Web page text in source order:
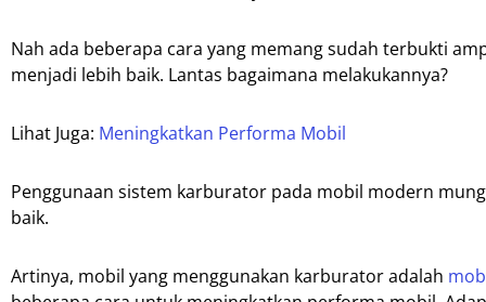
Nah ada beberapa cara yang memang sudah terbukti
menjadi lebih baik. Lantas bagaimana melakukannya?
Lihat Juga: Meningkatkan Performa Mobil
Penggunaan sistem karburator pada mobil modern
baik.
Artinya, mobil yang menggunakan karburator adalah